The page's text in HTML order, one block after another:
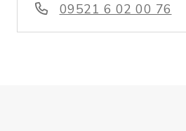
09521 6 02 00 76